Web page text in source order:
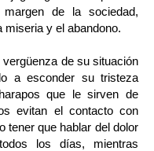
de la sociedad,
miseria y el abandono.
de su situación
a esconder su tristeza
que le sirven de
evitan el contacto con
tener que hablar del dolor
los días, mientras